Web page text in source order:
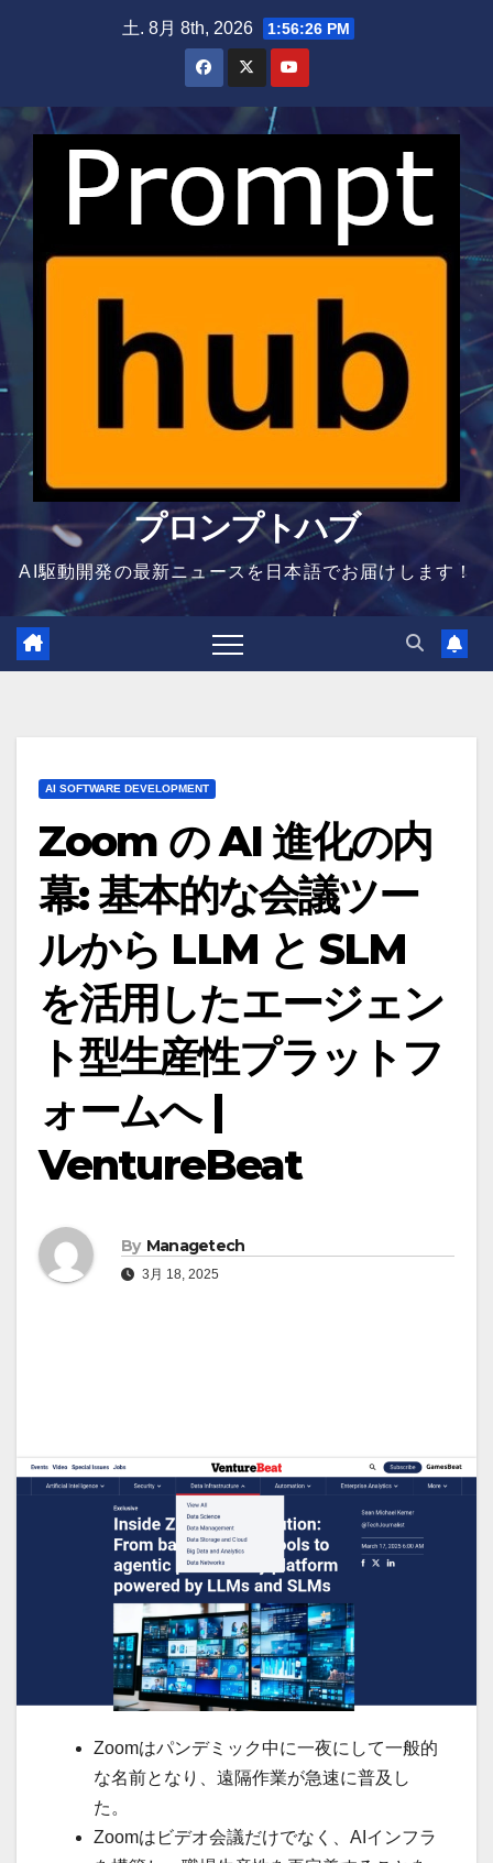
土. 8月 8th, 2026 1:56:27 PM
プロンプトハブ
AI駆動開発の最新ニュースを日本語でお届けします！
AI SOFTWARE DEVELOPMENT
Zoom の AI 進化の内
幕: 基本的な会議ツー
ルから LLM と SLM
を活用したエージェン
ト型生産性プラットフ
ォームへ |
VentureBeat
By Managetech
3月 18, 2025
Zoomはパンデミック中に一夜にして一般的
な名前となり、遠隔作業が急速に普及し
た。
Zoomはビデオ会議だけでなく、AIインフラ